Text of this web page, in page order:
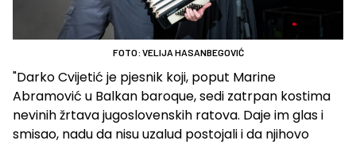
FOTO: VELIJA HASANBEGOVIĆ
"Darko Cvijetić je pjesnik koji, poput Marine
Abramović u Balkan baroque, sedi zatrpan kostima
nevinih žrtava jugoslovenskih ratova. Daje im glas i
smisao, nadu da nisu uzalud postojali i da njihovo